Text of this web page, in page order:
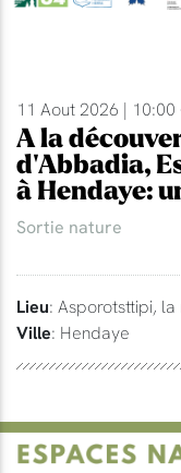
11 Aout 2026 | 10:00
A la
d'Abbadia,
à Hendaye:
Sortie nature
Lieu: Asporotsttipi,
Ville: Hendaye